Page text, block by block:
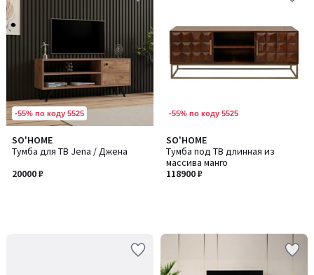
-55% по коду 5525
SO'HOME
Тумба для ТВ Jena / Джена
20000 ₽
-55% по коду 5525
SO'HOME
Тумба под ТВ длинная из
массива манго
118900 ₽